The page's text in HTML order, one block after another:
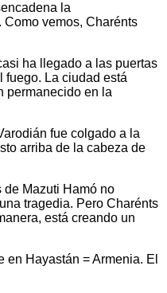
la
vemos, Charénts
ha llegado a las puertas
fuego. La ciudad está
permanecido en la
fue colgado a la
arriba de la cabeza de
de Mazuti Hamó no
tragedia. Pero Charénts
está creando un
Hayastán = Armenia. El